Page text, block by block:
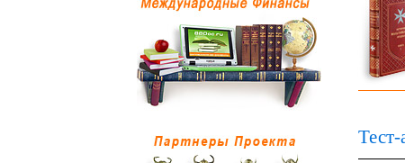
Тест-